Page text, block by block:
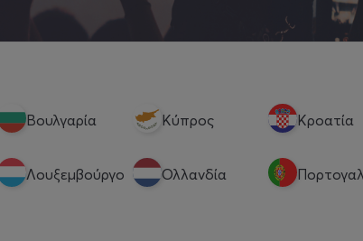
Βουλγαρία Κύπρος Κροατία
Λουξεμβούργο Ολλανδία